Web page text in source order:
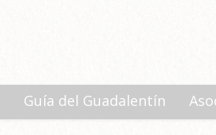
Guía del Guadalentín